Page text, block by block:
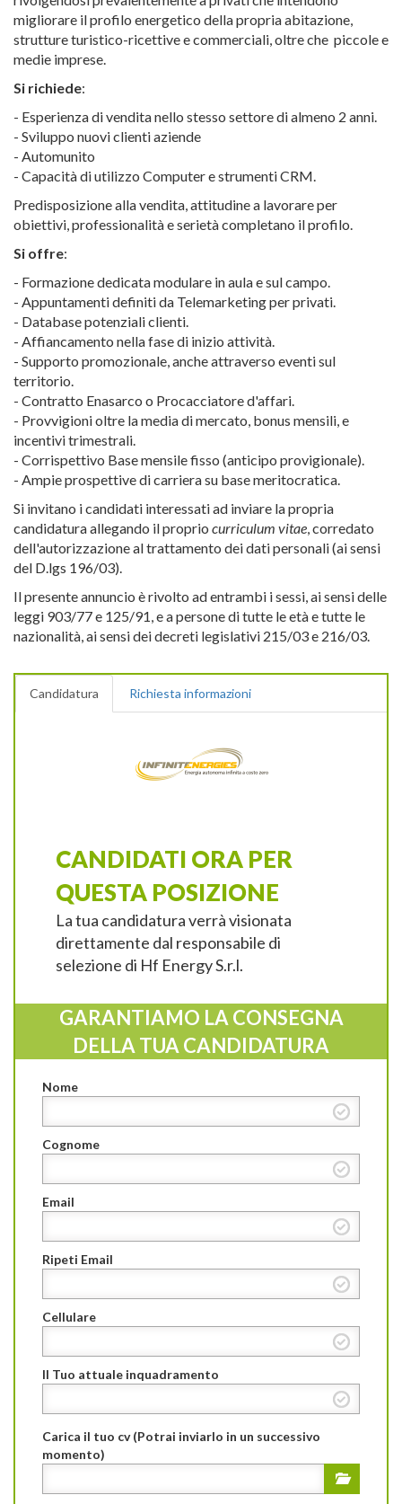
migliorare il profilo energetico della propria abitazione,
strutture turistico-ricettive e commerciali, oltre che piccole e
medie imprese.
Si richiede:
- Esperienza di vendita nello stesso settore di almeno 2 anni.
- Sviluppo nuovi clienti aziende
- Automunito
- Capacità di utilizzo Computer e strumenti CRM.
Predisposizione alla vendita, attitudine a lavorare per
obiettivi, professionalità e serietà completano il profilo.
Si offre:
- Formazione dedicata modulare in aula e sul campo.
- Appuntamenti definiti da Telemarketing per privati.
- Database potenziali clienti.
- Affiancamento nella fase di inizio attività.
- Supporto promozionale, anche attraverso eventi sul
territorio.
- Contratto Enasarco o Procacciatore d'affari.
- Provvigioni oltre la media di mercato, bonus mensili, e
incentivi trimestrali.
- Corrispettivo Base mensile fisso (anticipo provigionale).
- Ampie prospettive di carriera su base meritocratica.
Si invitano i candidati interessati ad inviare la propria
candidatura allegando il proprio curriculum vitae, corredato
dell'autorizzazione al trattamento dei dati personali (ai sensi
del D.lgs 196/03).
Il presente annuncio è rivolto ad entrambi i sessi, ai sensi delle
leggi 903/77 e 125/91, e a persone di tutte le età e tutte le
nazionalità, ai sensi dei decreti legislativi 215/03 e 216/03.
Candidatura Richiesta informazioni
CANDIDATI ORA PER
QUESTA POSIZIONE
La tua candidatura verrà visionata
direttamente dal responsabile di
selezione di Hf Energy S.r.l.
GARANTIAMO LA CONSEGNA
DELLA TUA CANDIDATURA
Nome
Cognome
Email
Ripeti Email
Cellulare
Il Tuo attuale inquadramento
Carica il tuo cv (Potrai inviarlo in un successivo
momento)